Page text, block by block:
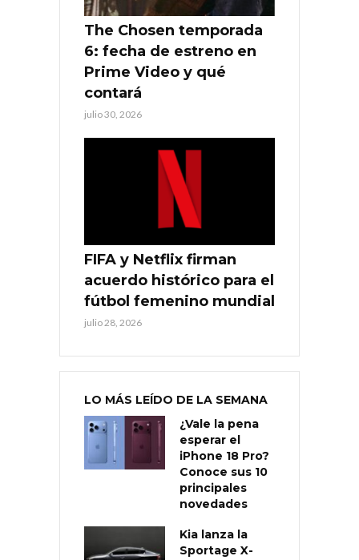
The Chosen temporada
6: fecha de estreno en
Prime Video y qué
contará
julio 30, 2026
FIFA y Netflix firman
acuerdo histórico para el
fútbol femenino mundial
julio 28, 2026
LO MÁS LEÍDO DE LA SEMANA
¿Vale la pena
esperar el
iPhone 18 Pro?
Conoce sus 10
principales
novedades
Kia lanza la
Sportage X-